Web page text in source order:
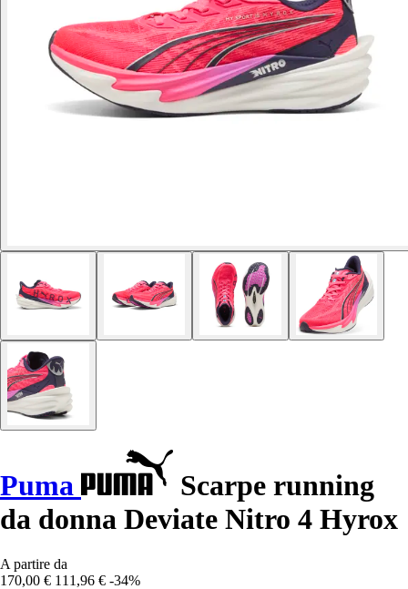
Puma
Scarpe running
da donna Deviate Nitro 4 Hyrox
A partire da
170,00 € 111,96 € -34%